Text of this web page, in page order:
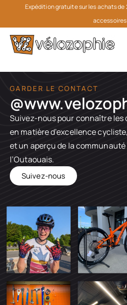
Expédition gratuite sur les achats de
accessoires
GARDER LE CONTACT
Suivez-nous pour connaître les
en matière d’excellence
et un aperçu de la
l’Outaouais.
Suivez-nous